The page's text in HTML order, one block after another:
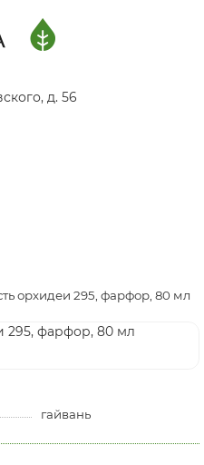
д. 56
орхидеи 295, фарфор, 80 мл
гайвань